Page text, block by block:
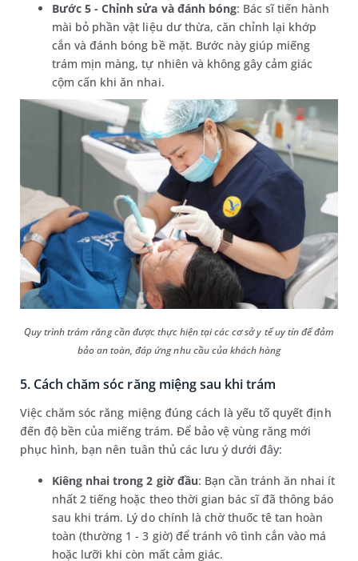
Bước 5 - Chỉnh sửa và đánh bóng: Bác sĩ tiến hành
mài bỏ phần vật liệu dư thừa, căn chỉnh lại khớp
cắn và đánh bóng bề mặt. Bước này giúp miếng
trám mịn màng, tự nhiên và không gây cảm giác
cộm cấn khi ăn nhai.
Quy trình trám răng cần được thực hiện tại các cơ sở y tế uy tín để đảm
bảo an toàn, đáp ứng nhu cầu của khách hàng
5. Cách chăm sóc răng miệng sau khi trám
Việc chăm sóc răng miệng đúng cách là yếu tố quyết định
đến độ bền của miếng trám. Để bảo vệ vùng răng mới
phục hình, bạn nên tuân thủ các lưu ý dưới đây:
Kiêng nhai trong 2 giờ đầu: Bạn cần tránh ăn nhai ít
nhất 2 tiếng hoặc theo thời gian bác sĩ đã thông báo
sau khi trám. Lý do chính là chờ thuốc tê tan hoàn
toàn (thường 1 - 3 giờ) để tránh vô tình cắn vào má
hoặc lưỡi khi còn mất cảm giác.